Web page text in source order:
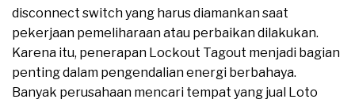
disconnect switch yang harus diamankan saat
pekerjaan pemeliharaan atau perbaikan dilakukan.
Karena itu, penerapan Lockout Tagout menjadi bagian
penting dalam pengendalian energi berbahaya.
Banyak perusahaan mencari tempat yang jual Loto